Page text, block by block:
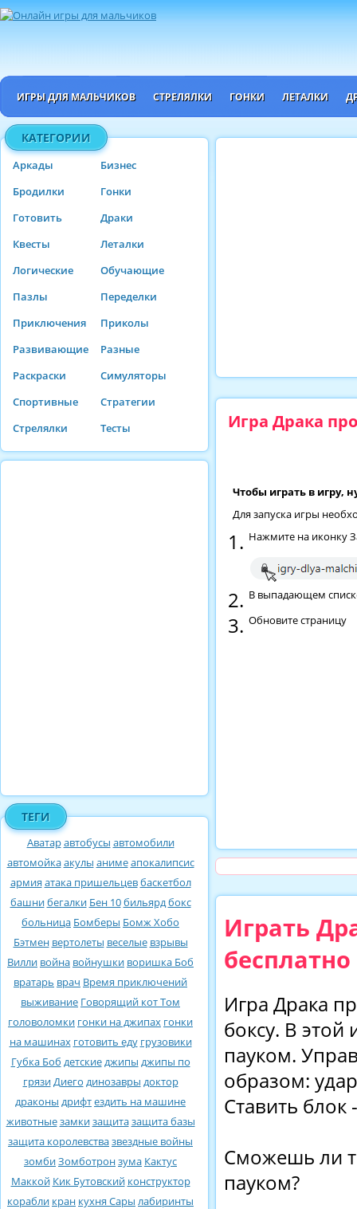
ИГРЫ ДЛЯ МАЛЬЧИКОВ СТРЕЛЯЛКИ ГОНКИ ЛЕТАЛКИ
КАТЕГОРИИ
Аркады
Бизнес
Бродилки
Гонки
Готовить
Драки
Квесты
Леталки
Логические
Обучающие
Пазлы
Переделки
Приключения
Приколы
Развивающие
Разные
Раскраски
Симуляторы
Спортивные
Стратегии
Стрелялки
Тесты
ТЕГИ
Аватаравтобусы автомобили
автомойкаакулы анимеапокалипсис
армия атака пришельцевбаскетбол
башнибегалки Бен 10бильярдбокс
больница Бомберы Бомж Хобо
Бэтмен вертолеты веселые взрывы
Вилли война войнушки воришка Боб
вратарь врач Время приключений
выживание Говорящий кот Том
головоломки гонки на джипах гонки
на машинах готовить еду грузовики
Губка Боб детскиеджипы джипы по
грязиДиего динозавры доктор
драконы дрифтездить на машине
животныезамкизащитазащита базы
защита королевствазвездные войны
зомбиЗомботронзума Кактус
Маккой Кик Бутовский конструктор
корабли кран кухня Сары лабиринты
Игра Драка
Чтобы играть в игру,
Для запуска игры
Нажмите на иконку
В выпадающем
Обновите страницу
Играть
Игра Драка
боксу. В этой
пауком.
образом:
Ставить
Сможешь ли
пауком?